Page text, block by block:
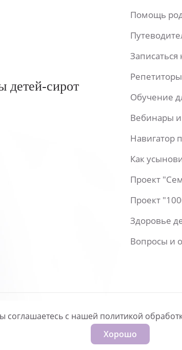
детей-сирот
Помощь
Репетиторы
Обучение
Вебинары
Навигатор
Как
Проект
Проект
Здоровье
Вопросы и
соглашаетесь с нашей политикой
Хорошо